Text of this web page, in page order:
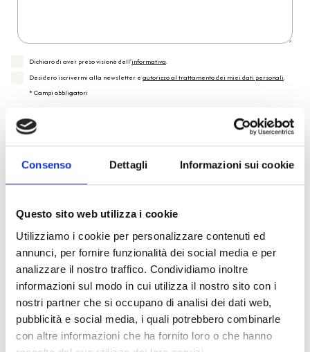
Consenso Dettagli Informazioni sui cookie
Questo sito web utilizza i cookie
Utilizziamo i cookie per personalizzare contenuti ed
annunci, per fornire funzionalità dei social media e per
analizzare il nostro traffico. Condividiamo inoltre
informazioni sul modo in cui utilizza il nostro sito con i
nostri partner che si occupano di analisi dei dati web,
pubblicità e social media, i quali potrebbero combinarle
con altre informazioni che ha fornito loro o che hanno
Dichiaro di aver preso visione dell'informativa.
Desidero iscrivermi alla newsletter e autorizzo al trattamento dei miei dati personali.
* Campi obbligatori
Spedizione Gratuita
Specifiche Tecniche